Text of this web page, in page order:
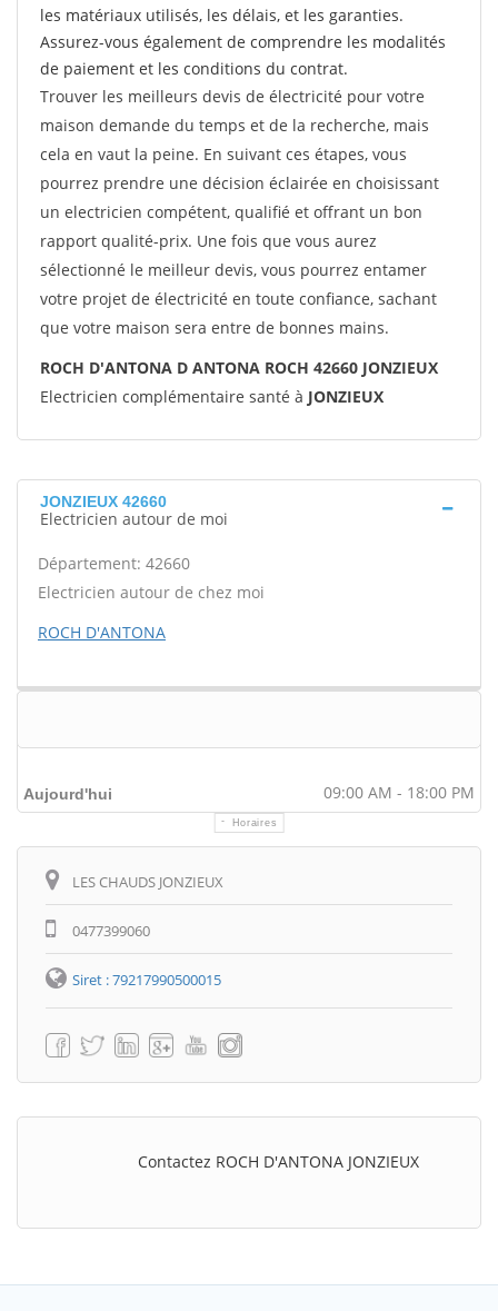
les matériaux utilisés, les délais, et les garanties.
Assurez-vous également de comprendre les modalités
de paiement et les conditions du contrat.
Trouver les meilleurs devis de électricité pour votre
maison demande du temps et de la recherche, mais
cela en vaut la peine. En suivant ces étapes, vous
pourrez prendre une décision éclairée en choisissant
un electricien compétent, qualifié et offrant un bon
rapport qualité-prix. Une fois que vous aurez
sélectionné le meilleur devis, vous pourrez entamer
votre projet de électricité en toute confiance, sachant
que votre maison sera entre de bonnes mains.
ROCH D'ANTONA D ANTONA ROCH 42660 JONZIEUX
Electricien complémentaire santé à JONZIEUX
JONZIEUX 42660
Electricien autour de moi
Département: 42660
Electricien autour de chez moi
ROCH D'ANTONA
Aujourd'hui 09:00 AM - 18:00 PM
Horaires
LES CHAUDS JONZIEUX
0477399060
Siret : 79217990500015
Contactez ROCH D'ANTONA JONZIEUX